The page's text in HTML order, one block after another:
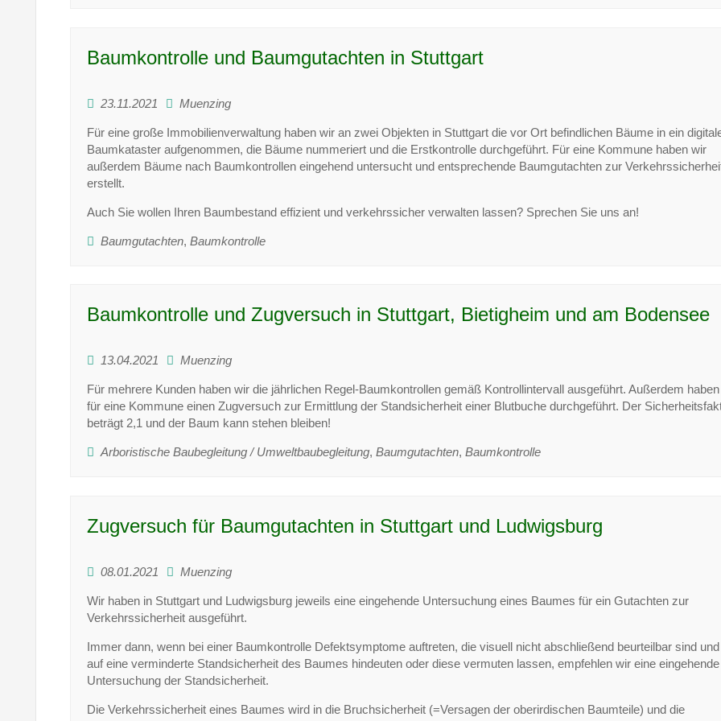
Baumkontrolle und Baumgutachten in Stuttgart
23.11.2021 Muenzing
Für eine große Immobilienverwaltung haben wir an zwei Objekten in Stuttgart die vor Ort befindlichen Bäume in ein
Baumkataster aufgenommen, die Bäume nummeriert und die Erstkontrolle durchgeführt. Für eine Kommune haben wir
außerdem Bäume nach Baumkontrollen eingehend untersucht und entsprechende Baumgutachten zur
erstellt.
Auch Sie wollen Ihren Baumbestand effizient und verkehrssicher verwalten lassen? Sprechen Sie uns an!
Baumgutachten, Baumkontrolle
Baumkontrolle und Zugversuch in Stuttgart, Bietigheim und am Bodensee
13.04.2021 Muenzing
Für mehrere Kunden haben wir die jährlichen Regel-Baumkontrollen gemäß Kontrollintervall ausgeführt. Außerdem
für eine Kommune einen Zugversuch zur Ermittlung der Standsicherheit einer Blutbuche durchgeführt. Der
beträgt 2,1 und der Baum kann stehen bleiben!
Arboristische Baubegleitung / Umweltbaubegleitung, Baumgutachten, Baumkontrolle
Zugversuch für Baumgutachten in Stuttgart und Ludwigsburg
08.01.2021 Muenzing
Wir haben in Stuttgart und Ludwigsburg jeweils eine eingehende Untersuchung eines Baumes für ein Gutachten zur
Verkehrssicherheit ausgeführt.
Immer dann, wenn bei einer Baumkontrolle Defektsymptome auftreten, die visuell nicht abschließend beurteilbar sind
auf eine verminderte Standsicherheit des Baumes hindeuten oder diese vermuten lassen, empfehlen wir eine eingehende
Untersuchung der Standsicherheit.
Die Verkehrssicherheit eines Baumes wird in die Bruchsicherheit (=Versagen der oberirdischen Baumteile) und die